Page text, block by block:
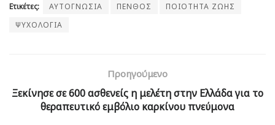
Ετικέτες: ΑΥΤΟΓΝΩΣΙΑ ΠΕΝΘΟΣ
ΠΟΙΟΤΗΤΑ ΖΩΗΣ
ΨΥΧΟΛΟΓΙΑ
Προηγούμενο
Ξεκίνησε σε 600 ασθενείς η μελέτη στην Ελλάδα για το
θεραπευτικό εμβόλιο καρκίνου πνεύμονα